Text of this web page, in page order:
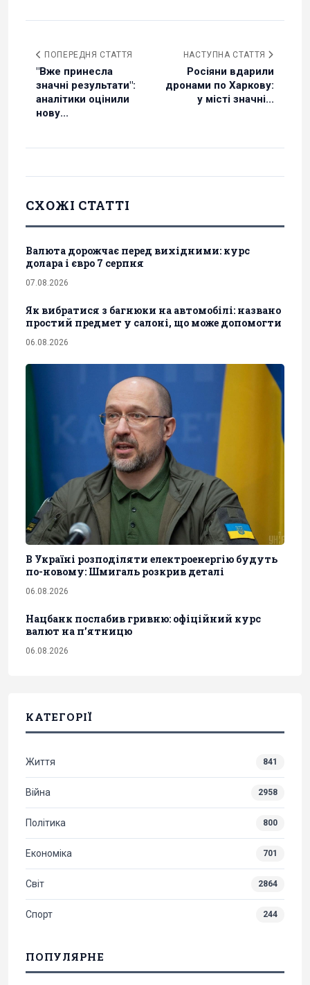
ПОПЕРЕДНЯ СТАТТЯ
"Вже принесла
значні результати":
аналітики оцінили
нову...
НАСТУПНА СТАТТЯ
Росіяни вдарили
дронами по Харкову:
у місті значні...
СХОЖІ СТАТТІ
Валюта дорожчає перед вихідними: курс
долара і євро 7 серпня
07.08.2026
Як вибратися з багнюки на автомобілі: названо
простий предмет у салоні, що може допомогти
06.08.2026
В Україні розподіляти електроенергію будуть
по-новому: Шмигаль розкрив деталі
06.08.2026
Нацбанк послабив гривню: офіційний курс
валют на п’ятницю
06.08.2026
КАТЕГОРІЇ
Життя 841
Війна 2958
Політика 800
Економіка 701
Світ 2864
Спорт 244
ПОПУЛЯРНЕ